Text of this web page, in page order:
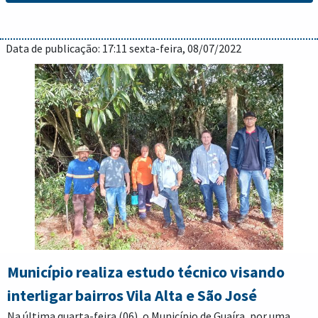
meio do Banco do Empreendedor, da SEDE — Secretaria de
Desenvolvimento Econômico e Emprego.
A mesa diretiva da Fomento Paraná passa por diversas cidades
paranaenses divulgando os novos serviços, e Guaíra foi um dos
municípios contemplados com a rota de viagens.
Além da divulgação dos novos produtos, como o Banco Rural
previsto para 2023, a instituição acompanhou o andamento
dos serviços celebrados junto aos empresários guairenses.
Ainda, divulgou a oportunidade dos prefeitos também
contratarem financiamentos aos municípios, com o intuito de
custear obras de infraestrutura e mobilidade urbana, como
pavimentação de vias e construção de praças, projetos de
engenharia e de eficiência energética, construção de escolas,
postos de saúde, ginásios esportivos, entre outros.
Data de publicação: 17:11 sexta-feira, 08/07/2022
Município realiza estudo técnico visando
interligar bairros Vila Alta e São José